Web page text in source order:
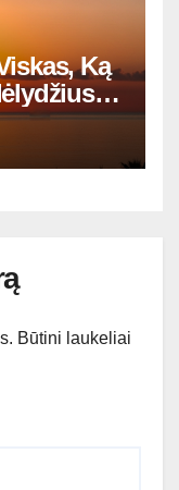
Ką
Būtini laukeliai